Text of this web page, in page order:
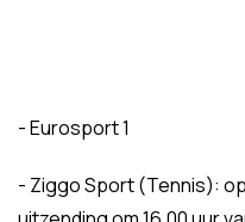
- Eurosport 1
- Ziggo Sport (Tennis):